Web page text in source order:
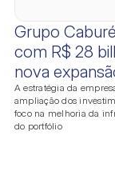
nós
Grupo
com R$ 28
nova
A estratégia da
ampliação dos
foco na melhoria da
do portfólio